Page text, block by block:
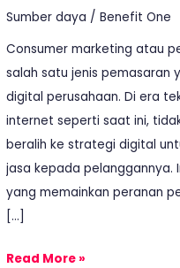
Sumber daya /Benefit One
Consumer marketing atau
salah satu jenis pemasaran
digital perusahaan. Di era
internet seperti saat ini,
beralih ke strategi digital
jasa kepada pelanggannya.
yang memainkan peranan
[…]
Read More »